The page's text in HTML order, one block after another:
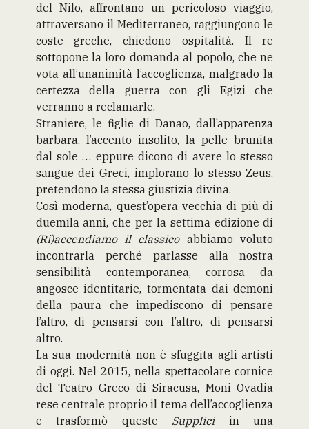
del Nilo, affrontano un pericoloso viaggio,
attraversano il Mediterraneo, raggiungono le
coste greche, chiedono ospitalità. Il re
sottopone la loro domanda al popolo, che ne
vota all’unanimità l’accoglienza, malgrado la
certezza della guerra con gli Egizi che
verranno a reclamarle.
Straniere, le figlie di Danao, dall’apparenza
barbara, l’accento insolito, la pelle brunita
dal sole … eppure dicono di avere lo stesso
sangue dei Greci, implorano lo stesso Zeus,
pretendono la stessa giustizia divina.
Così moderna, quest’opera vecchia di più di
duemila anni, che per la settima edizione di
(Ri)accendiamo il classico abbiamo voluto
incontrarla
perché parlasse alla nostra
sensibilità contemporanea, corrosa da
angosce identitarie, tormentata dai demoni
della paura che impediscono di pensare
l’altro, di pensarsi con l’altro, di pensarsi
altro.
La sua modernità non è sfuggita agli artisti
di oggi. Nel 2015, nella spettacolare cornice
del Teatro Greco di Siracusa, Moni Ovadia
rese centrale proprio il tema dell’accoglienza
e trasformò queste Suppliciin una